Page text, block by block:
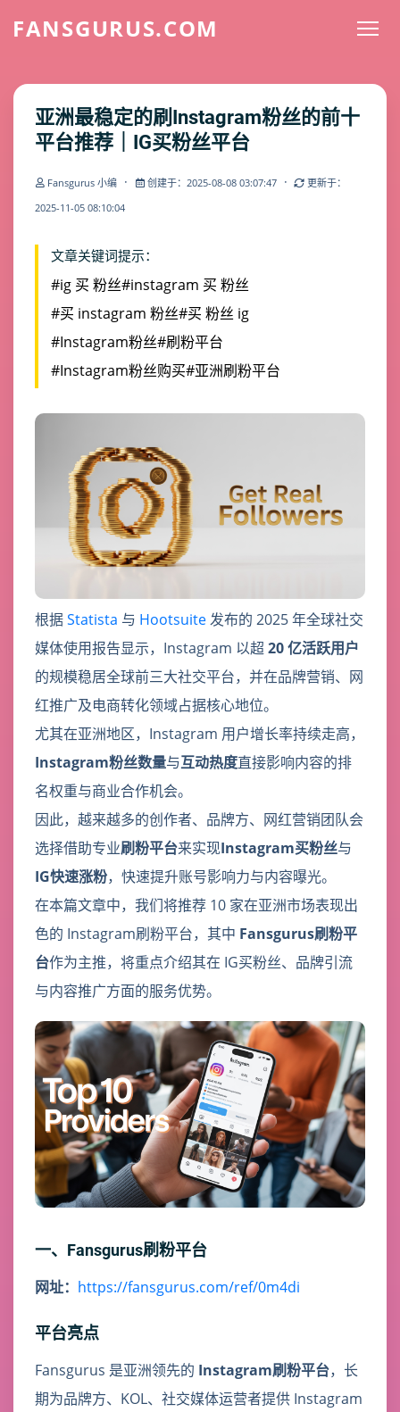
FANSGURUS.COM
亚洲最稳定的刷Instagram粉丝的前十
平台推荐｜IG买粉丝平台
Fansgurus 小编 · 创建于：2025-08-08 03:07:47 ·
更新于：
2025-11-05 08:10:04
文章关键词提示：
#ig 买 粉丝#instagram 买 粉丝
#买 instagram 粉丝#买 粉丝 ig
#Instagram粉丝#刷粉平台
#Instagram粉丝购买#亚洲刷粉平台
根据Statista 与 Hootsuite发布的 2025 年全球社交
媒体使用报告显示，Instagram 以超20 亿活跃用户
的规模稳居全球前三大社交平台，并在品牌营销、网
红推广及电商转化领域占据核心地位。
尤其在亚洲地区，Instagram 用户增长率持续走高，
Instagram粉丝数量与互动热度直接影响内容的排
名权重与商业合作机会。
因此，越来越多的创作者、品牌方、网红营销团队会
选择借助专业刷粉平台来实现Instagram买粉丝与
IG快速涨粉，快速提升账号影响力与内容曝光。
在本篇文章中，我们将推荐 10 家在亚洲市场表现出
色的 Instagram刷粉平台，其中 Fansgurus刷粉平
台作为主推，将重点介绍其在 IG买粉丝、品牌引流
与内容推广方面的服务优势。
一、Fansgurus刷粉平台
网址： https://fansgurus.com/ref/0m4di
平台亮点
Fansgurus 是亚洲领先的 Instagram刷粉平台，长
期为品牌方、KOL、社交媒体运营者提供 Instagram